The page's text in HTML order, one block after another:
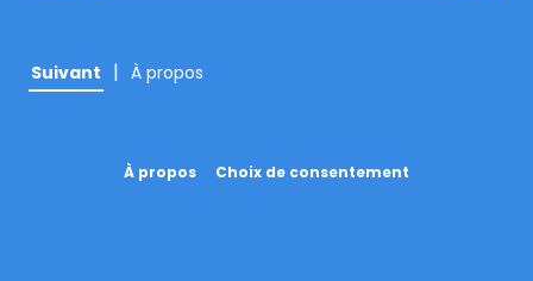
Suivant | À propos
À propos Choix de consentement